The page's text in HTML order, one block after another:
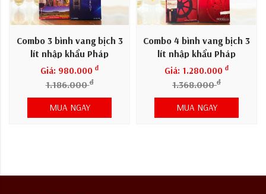
Combo 3 bình vang bịch 3
lít nhập khẩu Pháp
Giá: 980.000 đ
1.186.000đ
MUA NGAY
Combo 4 bình vang bịch 3
lít nhập khẩu Pháp
Giá: 1.280.000 đ
1.368.000đ
MUA NGAY